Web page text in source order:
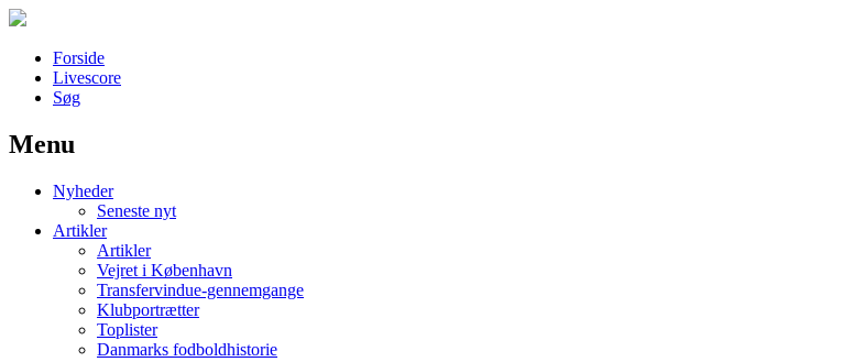
Forside
Livescore
Søg
Наши партнеры
лучшие займы
Menu
Nyheder
Seneste nyt
Artikler
Artikler
Vejret i København
Transfervindue-gennemgange
Klubportrætter
Toplister
Danmarks fodboldhistorie